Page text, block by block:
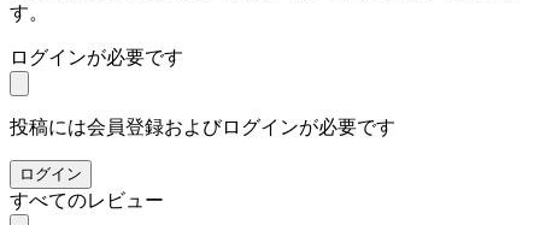
す。
ログインが必要です
投稿には会員登録およびログインが必要です
ログイン
すべてのレビュー